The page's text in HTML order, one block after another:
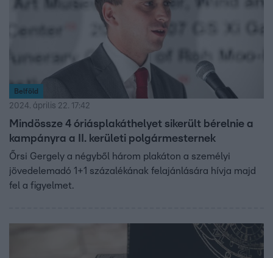
Belföld
2024. április 22. 17:42
Mindössze 4 óriásplakáthelyet sikerült bérelnie a
kampányra a II. kerületi polgármesternek
Őrsi Gergely a négyből három plakáton a személyi
jövedelemadó 1+1 százalékának felajánlására hívja majd
fel a figyelmet.